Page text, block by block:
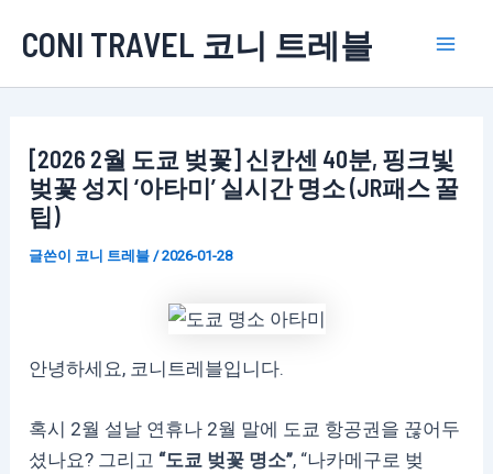
CONI TRAVEL 코니 트레블
[2026 2월 도쿄 벚꽃] 신칸센 40분, 핑크빛
벚꽃 성지 ‘아타미’ 실시간 명소 (JR패스 꿀
팁)
글쓴이 코니 트레블/2026-01-28
안녕하세요, 코니트레블입니다.
혹시 2월 설날 연휴나 2월 말에 도쿄 항공권을 끊어두
셨나요? 그리고 “도쿄 벚꽃 명소”, “나카메구로 벚